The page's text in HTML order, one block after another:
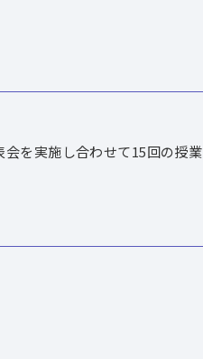
を実施し合わせて15回の授業